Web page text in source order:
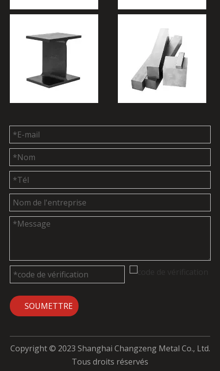
SOUMETTRE
Copyright © 2023 Shanghai Changzeng Metal Co., Ltd.
Tous droits réservés